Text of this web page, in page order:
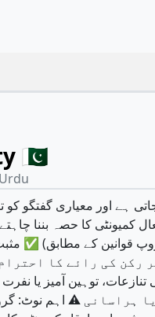
🇵🇰
Urdu
کمیونٹی کا حصہ بننا
قوانین کے مطابق) ✅
کی رائے کا احترام
تنازعات، توہین آمیز یا
⚠️ اہم نوٹ: گروپ